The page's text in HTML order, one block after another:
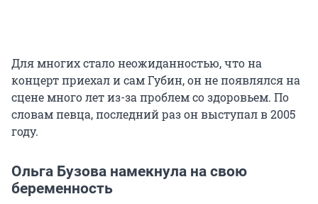
Для многих стало неожиданностью, что на
концерт приехал и сам Губин, он не появлялся на
сцене много лет из-за проблем со здоровьем. По
словам певца, последний раз он выступал в 2005
году.
Ольга Бузова намекнула на свою
беременность